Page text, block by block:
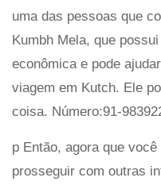
uma das pessoas que
Kumbh Mela, que
econômica e pode
viagem em Kutch. Ele
coisa. Número:91-
p Então, agora que
prosseguir com outras